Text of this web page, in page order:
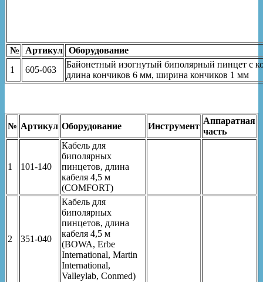
№ Артикул Оборудование
1
605-063
Байонетный изогнутый биполярный пинцет с
длина кончиков 6 мм, ширина кончиков 1 мм
№ Артикул Оборудование Инструмент
Аппаратная
часть
1 101-140
Кабель для
биполярных
пинцетов, длина
кабеля 4,5 м
(COMFORT)
2 351-040
Кабель для
биполярных
пинцетов, длина
кабеля 4,5 м
(BOWA, Erbe
International, Martin
International,
Valleylab, Conmed)